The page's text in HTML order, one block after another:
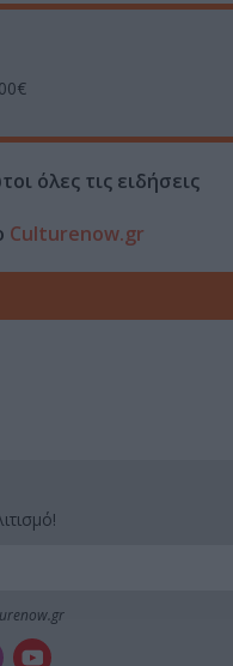
όλες τις ειδήσεις
Culturenow.gr